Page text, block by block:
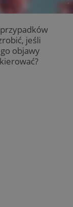
jeśli
objawy